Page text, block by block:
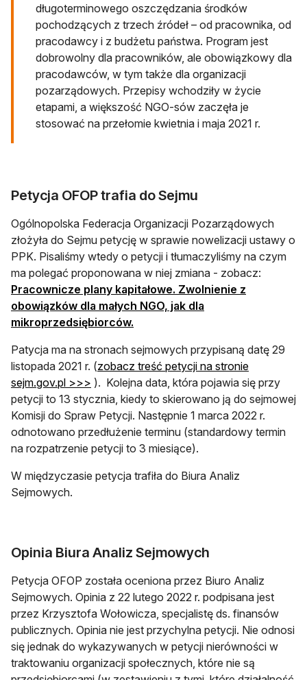
długoterminowego oszczędzania środków
pochodzących z trzech źródeł – od pracownika, od
pracodawcy i z budżetu państwa. Program jest
dobrowolny dla pracowników, ale obowiązkowy dla
pracodawców, w tym także dla organizacji
pozarządowych. Przepisy wchodziły w życie
etapami, a większość NGO-sów zaczęła je
stosować na przełomie kwietnia i maja 2021 r.
Petycja OFOP trafia do Sejmu
Ogólnopolska Federacja Organizacji Pozarządowych
złożyła do Sejmu petycję w sprawie nowelizacji ustawy o
PPK. Pisaliśmy wtedy o petycji i tłumaczyliśmy na czym
ma polegać proponowana w niej zmiana - zobacz:
Pracownicze plany kapitałowe. Zwolnienie z
obowiązków dla małych NGO, jak dla
mikroprzedsiębiorców.
Patycja ma na stronach sejmowych przypisaną datę 29
listopada 2021 r. (zobacz treść petycji na stronie
sejm.gov.pl >>> otwiera się w nowej karcie
). Kolejna data, która pojawia się przy
petycji to 13 stycznia, kiedy to skierowano ją do sejmowej
Komisji do Spraw Petycji. Następnie 1 marca 2022 r.
odnotowano przedłużenie terminu (standardowy termin
na rozpatrzenie petycji to 3 miesiące).
W międzyczasie petycja trafiła do Biura Analiz
Sejmowych.
Opinia Biura Analiz Sejmowych
Petycja OFOP została oceniona przez Biuro Analiz
Sejmowych. Opinia z 22 lutego 2022 r. podpisana jest
przez Krzysztofa Wołowicza, specjalistę ds. finansów
publicznych. Opinia nie jest przychylna petycji. Nie odnosi
się jednak do wykazywanych w petycji nierówności w
traktowaniu organizacji społecznych, które nie są